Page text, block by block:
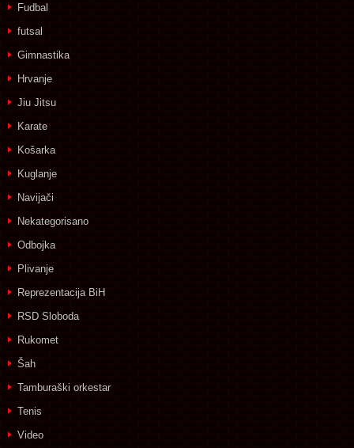
Fudbal
futsal
Gimnastika
Hrvanje
Jiu Jitsu
Karate
Košarka
Kuglanje
Navijači
Nekategorisano
Odbojka
Plivanje
Reprezentacija BiH
RSD Sloboda
Rukomet
Šah
Tamburaški orkestar
Tenis
Video